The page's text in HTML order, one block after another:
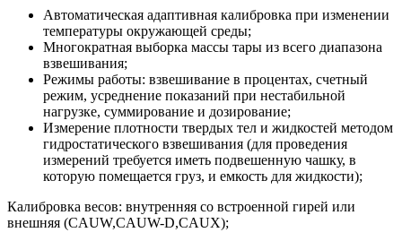
Автоматическая адаптивная калибровка при изменении
температуры окружающей среды;
Многократная выборка массы тары из всего диапазона
взвешивания;
Режимы работы: взвешивание в процентах, счетный
режим, усреднение показаний при нестабильной
нагрузке, суммирование и дозирование;
Измерение плотности твердых тел и жидкостей методом
гидростатического взвешивания (для проведения
измерений требуется иметь подвешенную чашку, в
которую помещается груз, и емкость для жидкости);
Калибровка весов: внутренняя со встроенной гирей или
внешняя (CAUW,CAUW-D,CAUX);